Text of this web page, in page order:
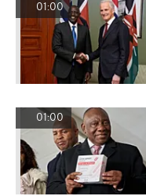
01:00
01:00